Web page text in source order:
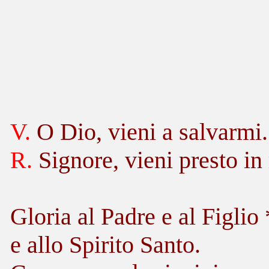
V. O Dio, vieni a salvarmi.
R. Signore, vieni presto
Gloria al Padre e al Figlio
e allo Spirito Santo.